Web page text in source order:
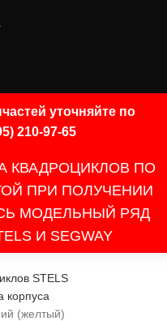
уточняйте по
210-97-65
КВАДРОЦИКЛОВ ПО
ПРИ ПОЛУЧЕНИИ
МОДЕЛЬНЫЙ РЯД
И SEGWAY
STELS
корпуса
(желтый)